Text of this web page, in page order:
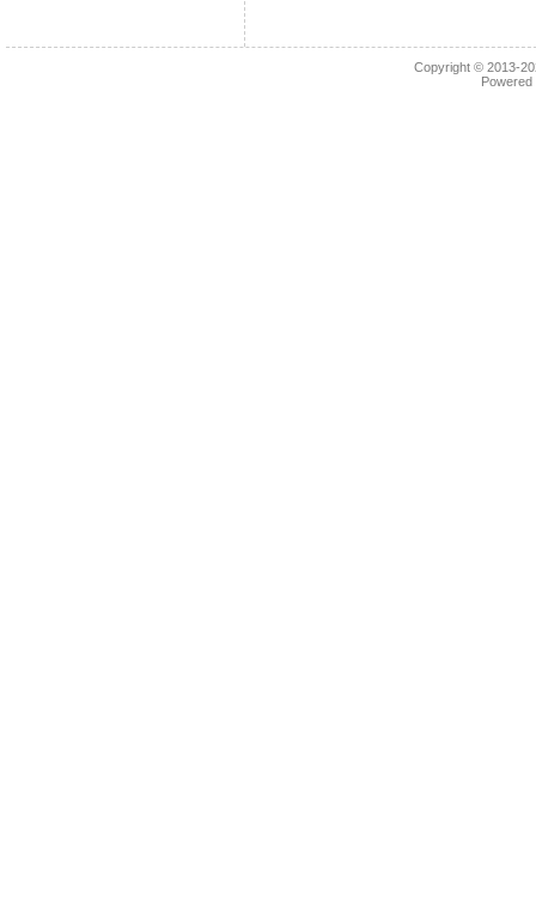
Copyright © 2013-